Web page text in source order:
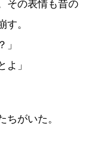
その表情も昔の
。
」
よ」
がいた。